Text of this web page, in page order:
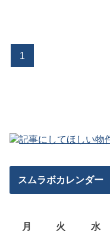
1
スムラボカレンダー
月
火 水